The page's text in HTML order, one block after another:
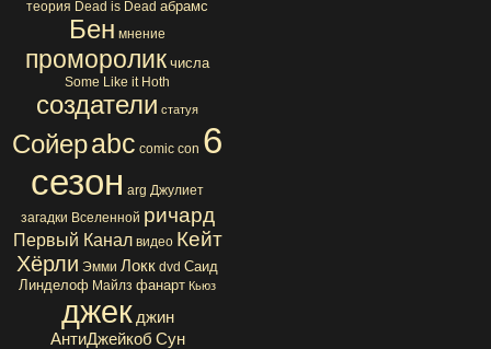
теория Dead is Dead абрамс
Бен мнение
проморолик числа
Some Like it Hoth
создатели статуя
Сойерabc comic con 6
сезон arg Джулиет
загадки Вселенной ричард
Первый Канал видео Кейт
Хёрли Эмми Локк dvd Саид
Линделоф Майлз фанарт Кьюз
джек джин
АнтиДжейкоб Сун